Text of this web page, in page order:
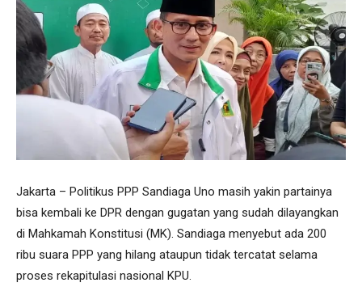
Jakarta – Politikus PPP Sandiaga Uno masih yakin partainya
bisa kembali ke DPR dengan gugatan yang sudah dilayangkan
di Mahkamah Konstitusi (MK). Sandiaga menyebut ada 200
ribu suara PPP yang hilang ataupun tidak tercatat selama
proses rekapitulasi nasional KPU.